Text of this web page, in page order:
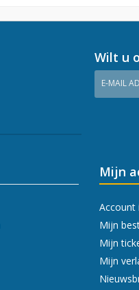
Wilt u
E-MAIL
Mijn
Account
Mijn
Mijn
Mijn